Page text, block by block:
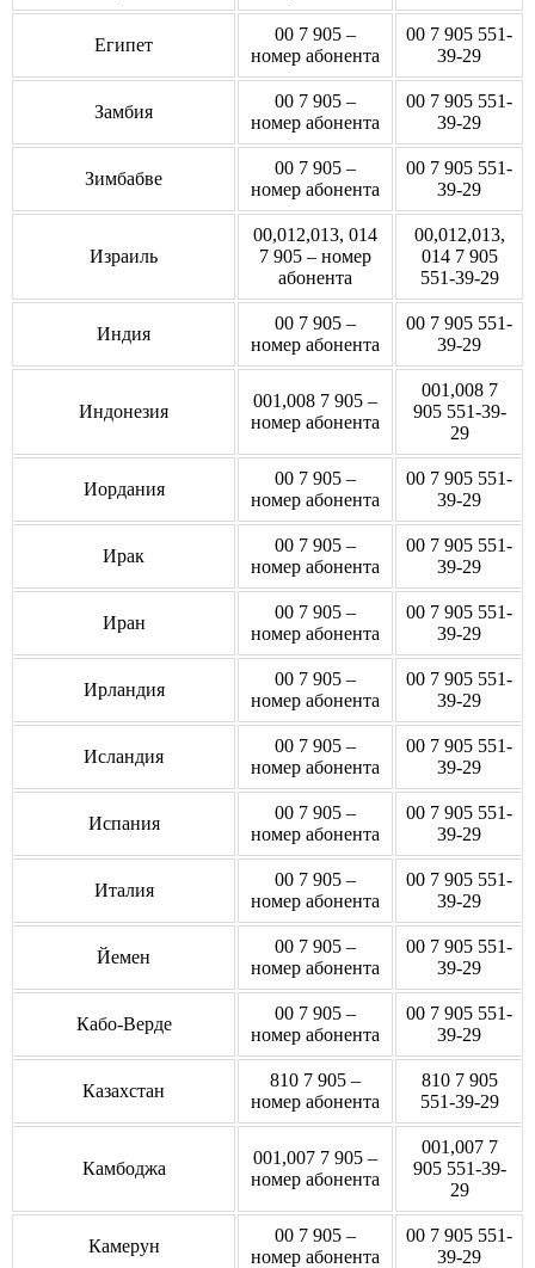
Египет
00 7 905 –
номер абонента
00 7 905 551-
39-29
Замбия
00 7 905 –
номер абонента
00 7 905 551-
39-29
Зимбабве
00 7 905 –
номер абонента
00 7 905 551-
39-29
Израиль
00,012,013, 014
7 905 – номер
абонента
00,012,013,
014 7 905
551-39-29
Индия
00 7 905 –
номер абонента
00 7 905 551-
39-29
Индонезия
001,008 7 905 –
номер абонента
001,008 7
905 551-39-
29
Иордания
00 7 905 –
номер абонента
00 7 905 551-
39-29
Ирак
00 7 905 –
номер абонента
00 7 905 551-
39-29
Иран
00 7 905 –
номер абонента
00 7 905 551-
39-29
Ирландия
00 7 905 –
номер абонента
00 7 905 551-
39-29
Исландия
00 7 905 –
номер абонента
00 7 905 551-
39-29
Испания
00 7 905 –
номер абонента
00 7 905 551-
39-29
Италия
00 7 905 –
номер абонента
00 7 905 551-
39-29
Йемен
00 7 905 –
номер абонента
00 7 905 551-
39-29
Кабо-Верде
00 7 905 –
номер абонента
00 7 905 551-
39-29
Казахстан
810 7 905 –
номер абонента
810 7 905
551-39-29
Камбоджа
001,007 7 905 –
номер абонента
001,007 7
905 551-39-
29
Камерун
00 7 905 –
номер абонента
00 7 905 551-
39-29